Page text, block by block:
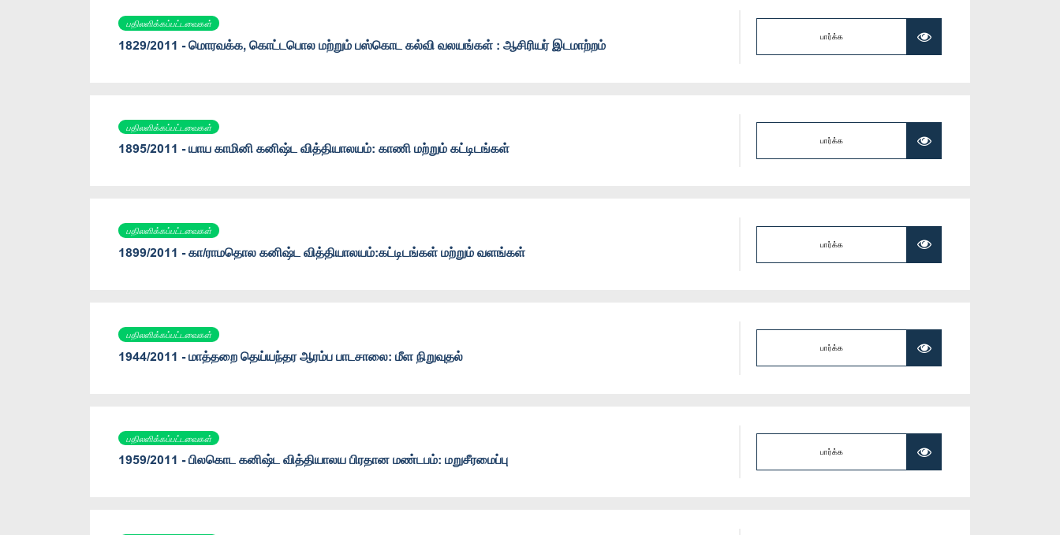
பதிலளிக்கப்பட்டவைகள்
1829/2011 - மொரவக்க, கொட்டபொல மற்றும் பஸ்கொட கல்வி வலயங்கள் : ஆசிரியர் இடமாற்றம் பார்க்க
பதிலளிக்கப்பட்டவைகள்
1895/2011 - யாய காமினி கனிஷ்ட வித்தியாலயம்: காணி மற்றும் கட்டிடங்கள் பார்க்க
பதிலளிக்கப்பட்டவைகள்
1899/2011 - கா/ராமதொல கனிஷ்ட வித்தியாலயம்:கட்டிடங்கள் மற்றும் வளங்கள் பார்க்க
பதிலளிக்கப்பட்டவைகள்
1944/2011 - மாத்தறை தெய்யந்தர ஆரம்ப பாடசாலை: மீள நிறுவுதல் பார்க்க
பதிலளிக்கப்பட்டவைகள்
1959/2011 - பிலகொட கனிஷ்ட வித்தியாலய பிரதான மண்டபம்: மறுசீரமைப்பு பார்க்க